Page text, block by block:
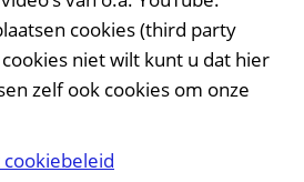
cookies (third party
niet wilt kunt u dat hier
zelf ook cookies om onze